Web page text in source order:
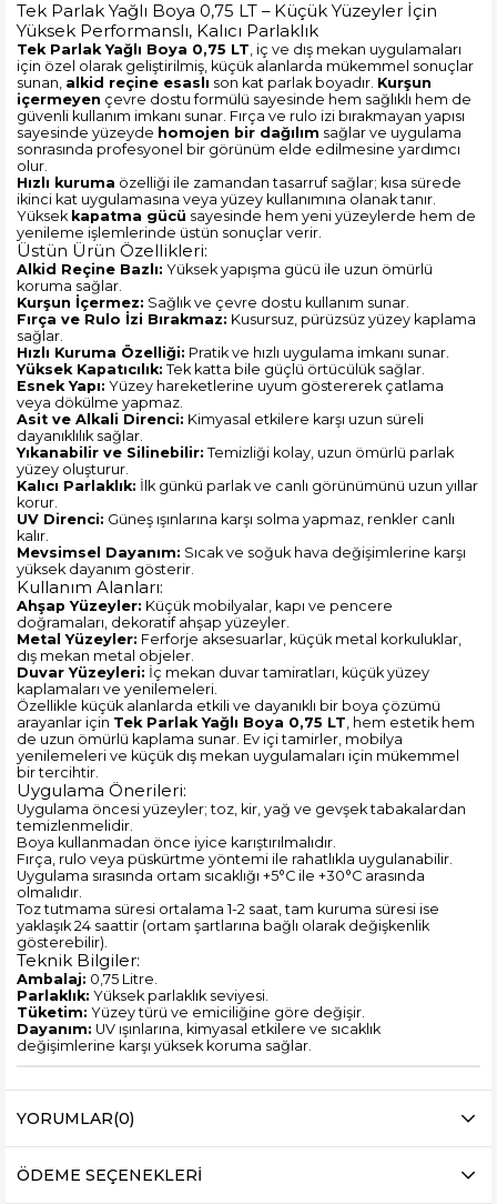
Tek Parlak Yağlı Boya 0,75 LT – Küçük Yüzeyler İçin
Yüksek Performanslı, Kalıcı Parlaklık
Tek Parlak Yağlı Boya 0,75 LT, iç ve dış mekan uygulamaları
için özel olarak geliştirilmiş, küçük alanlarda mükemmel sonuçlar
sunan, alkid reçine esaslı son kat parlak boyadır. Kurşun
içermeyen çevre dostu formülü sayesinde hem sağlıklı hem de
güvenli kullanım imkanı sunar. Fırça ve rulo izi bırakmayan yapısı
sayesinde yüzeyde homojen bir dağılım sağlar ve uygulama
sonrasında profesyonel bir görünüm elde edilmesine yardımcı
olur.
Hızlı kuruma özelliği ile zamandan tasarruf sağlar; kısa sürede
ikinci kat uygulamasına veya yüzey kullanımına olanak tanır.
Yüksek kapatma gücü sayesinde hem yeni yüzeylerde hem de
yenileme işlemlerinde üstün sonuçlar verir.
Üstün Ürün Özellikleri:
Alkid Reçine Bazlı: Yüksek yapışma gücü ile uzun ömürlü
koruma sağlar.
Kurşun İçermez: Sağlık ve çevre dostu kullanım sunar.
Fırça ve Rulo İzi Bırakmaz: Kusursuz, pürüzsüz yüzey kaplama
sağlar.
Hızlı Kuruma Özelliği: Pratik ve hızlı uygulama imkanı sunar.
Yüksek Kapatıcılık: Tek katta bile güçlü örtücülük sağlar.
Esnek Yapı: Yüzey hareketlerine uyum göstererek çatlama
veya dökülme yapmaz.
Asit ve Alkali Direnci: Kimyasal etkilere karşı uzun süreli
dayanıklılık sağlar.
Yıkanabilir ve Silinebilir: Temizliği kolay, uzun ömürlü parlak
yüzey oluşturur.
Kalıcı Parlaklık: İlk günkü parlak ve canlı görünümünü uzun yıllar
korur.
UV Direnci: Güneş ışınlarına karşı solma yapmaz, renkler canlı
kalır.
Mevsimsel Dayanım: Sıcak ve soğuk hava değişimlerine karşı
yüksek dayanım gösterir.
Kullanım Alanları:
Ahşap Yüzeyler: Küçük mobilyalar, kapı ve pencere
doğramaları, dekoratif ahşap yüzeyler.
Metal Yüzeyler: Ferforje aksesuarlar, küçük metal korkuluklar,
dış mekan metal objeler.
Duvar Yüzeyleri: İç mekan duvar tamiratları, küçük yüzey
kaplamaları ve yenilemeleri.
Özellikle küçük alanlarda etkili ve dayanıklı bir boya çözümü
arayanlar için Tek Parlak Yağlı Boya 0,75 LT, hem estetik hem
de uzun ömürlü kaplama sunar. Ev içi tamirler, mobilya
yenilemeleri ve küçük dış mekan uygulamaları için mükemmel
bir tercihtir.
Uygulama Önerileri:
Uygulama öncesi yüzeyler; toz, kir, yağ ve gevşek tabakalardan
temizlenmelidir.
Boya kullanmadan önce iyice karıştırılmalıdır.
Fırça, rulo veya püskürtme yöntemi ile rahatlıkla uygulanabilir.
Uygulama sırasında ortam sıcaklığı +5°C ile +30°C arasında
olmalıdır.
Toz tutmama süresi ortalama 1-2 saat, tam kuruma süresi ise
yaklaşık 24 saattir (ortam şartlarına bağlı olarak değişkenlik
gösterebilir).
Teknik Bilgiler:
Ambalaj: 0,75 Litre.
Parlaklık: Yüksek parlaklık seviyesi.
Tüketim: Yüzey türü ve emiciliğine göre değişir.
Dayanım: UV ışınlarına, kimyasal etkilere ve sıcaklık
değişimlerine karşı yüksek koruma sağlar.
YORUMLAR(0)
ÖDEME SEÇENEKLERI